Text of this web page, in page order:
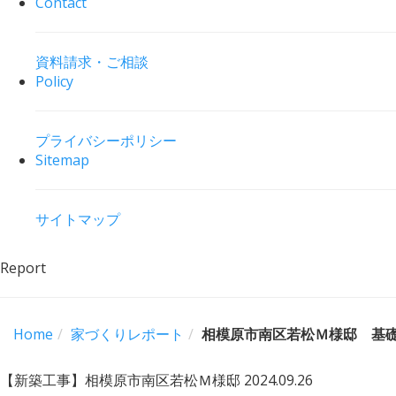
資料請求・ご相談
Policy
プライバシーポリシー
Sitemap
サイトマップ
Report
Home 家づくりレポート 相模原市南区若松Ｍ様邸 基
【新築工事】相模原市南区若松Ｍ様邸 2024.09.26